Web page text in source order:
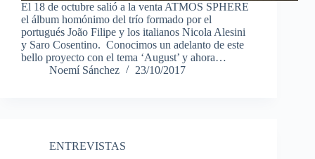
El 18 de octubre salió a la venta ATMOS SPHERE
el álbum homónimo del trío formado por el
portugués João Filipe y los italianos Nicola Alesini
y Saro Cosentino. Conocimos un adelanto de este
bello proyecto con el tema ‘August’ y ahora…
Noemí Sánchez
23/10/2017
ENTREVISTAS